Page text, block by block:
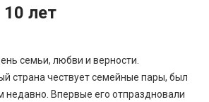
лет
семьи, любви и верности.
страна чествует семейные пары, был
недавно. Впервые его отпраздновали